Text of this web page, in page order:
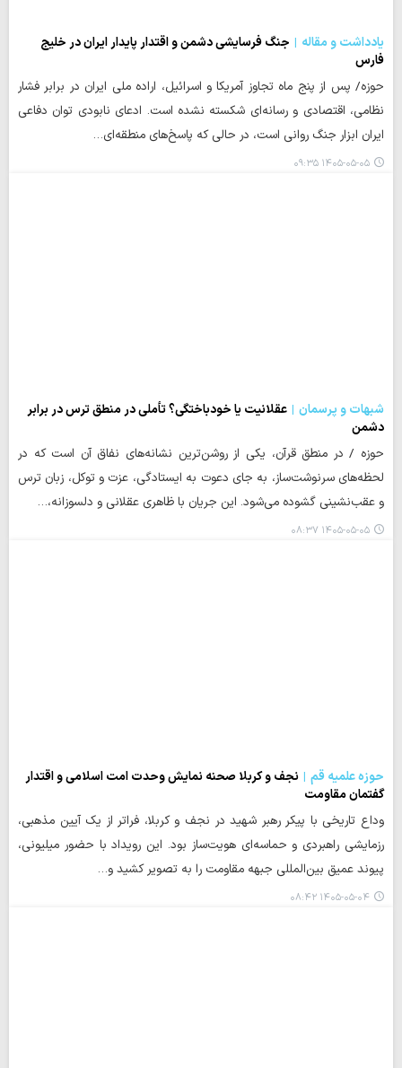
یادداشت و مقاله
جنگ فرسایشی دشمن و اقتدار پایدار ایران در خلیج
فارس
حوزه/ پس از پنج ماه تجاوز آمریکا و اسرائیل، اراده ملی ایران در برابر فشار
نظامی، اقتصادی و رسانه‌ای شکسته نشده است. ادعای نابودی توان دفاعی
ایران ابزار جنگ روانی است، در حالی که پاسخ‌های منطقه‌ای…
۱۴۰۵-۰۵-۰۵ ۰۹:۳۵
شبهات و پرسمان
عقلانیت یا خودباختگی؟ تأملی در منطق ترس در برابر
دشمن
حوزه / در منطق قرآن، یکی از روشن‌ترین نشانه‌های نفاق آن است که در
لحظه‌های سرنوشت‌ساز، به جای دعوت به ایستادگی، عزت و توکل، زبان ترس
و عقب‌نشینی گشوده می‌شود. این جریان با ظاهری عقلانی و دلسوزانه،…
۱۴۰۵-۰۵-۰۵ ۰۸:۳۷
حوزه علمیه قم
نجف و کربلا صحنه نمایش وحدت امت اسلامی و اقتدار
گفتمان مقاومت
وداع تاریخی با پیکر رهبر شهید در نجف و کربلا، فراتر از یک آیین مذهبی،
رزمایشی راهبردی و حماسه‌ای هویت‌ساز بود. این رویداد با حضور میلیونی،
پیوند عمیق بین‌المللی جبهه مقاومت را به تصویر کشید و…
۱۴۰۵-۰۵-۰۴ ۰۸:۴۲